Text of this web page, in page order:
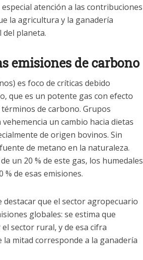
atención a las contribuciones
la agricultura y la ganadería
planeta.
emisiones de carbono
es foco de críticas debido
que es un potente gas con efecto
de carbono. Grupos
un cambio hacia dietas
de origen bovinos. Sin
de metano en la naturaleza.
un 20 % de este gas, los humedales
de esas emisiones.
que el sector agropecuario
globales: se estima que
sector rural, y de esa cifra
mitad corresponde a la ganadería